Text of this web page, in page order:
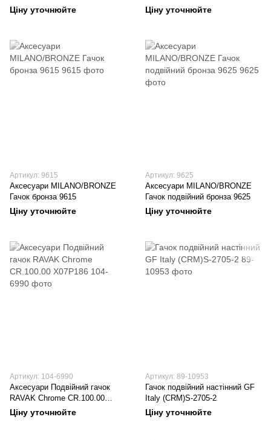
Ціну уточнюйте Ціну уточнюйте
Артикул: 9615
Аксесуари MILANO/BRONZE
Гачок бронза 9615
Ціну уточнюйте
Артикул: 9625
Аксесуари MILANO/BRONZE
Гачок подвійний бронза 9625
Ціну уточнюйте
Артикул: 104-6990
Аксесуари Подвійний гачок
RAVAK Chrome CR.100.00
X07P186
Ціну уточнюйте
Артикул: 89-10953
Гачок подвійний настінний GF
Italy (CRM)S-2705-2
Ціну уточнюйте